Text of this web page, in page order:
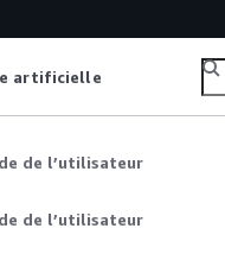
artificielle
de l’utilisateur
de l’utilisateur